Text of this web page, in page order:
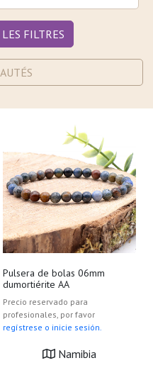
FILTRES
Pulsera de bolas 06mm
dumortiérite AA
Precio reservado para
profesionales, por favor
regístrese o inicie sesión.
Namibia